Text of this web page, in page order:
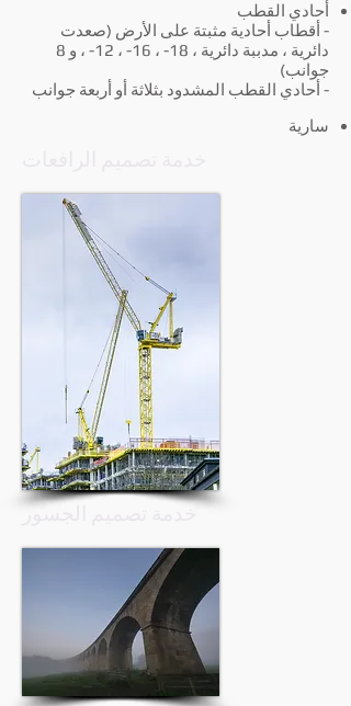
أحادي القطب
- أقطاب أحادية مثبتة على الأرض (صعدت
دائرية ، مدببة دائرية ، 18- ، 16- ، 12- ، و 8
جوانب)
- أحادي القطب المشدود بثلاثة أو أربعة جوانب
سارية